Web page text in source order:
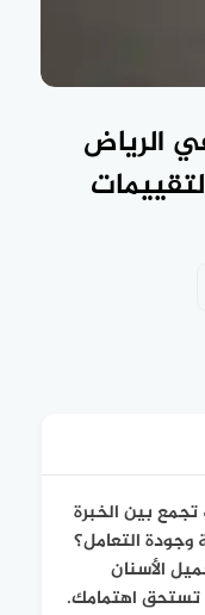
الرياض
بين الخبرة
وجودة التعامل؟
الأسنان
تستحق اهتمامك.